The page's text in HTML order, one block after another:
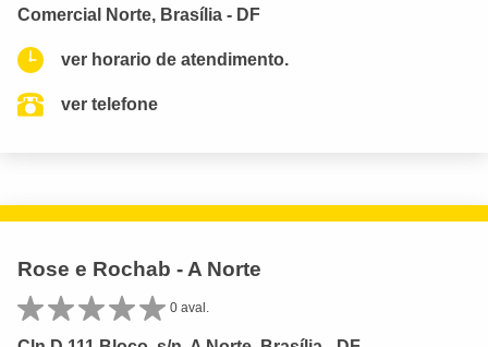
Comercial Norte, Brasília - DF
ver horario de atendimento.
ver telefone
Rose e Rochab - A Norte
0 aval.